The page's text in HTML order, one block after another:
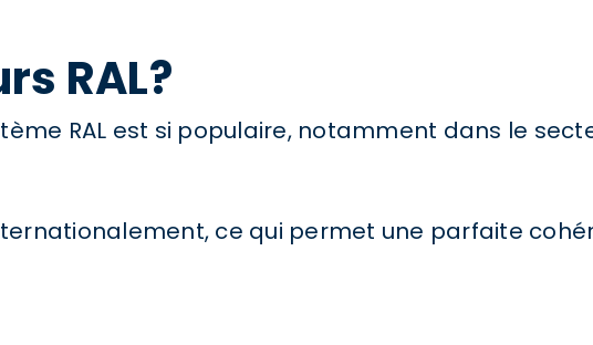
RAL?
RAL est si populaire, notamment dans le
ce qui permet une parfaite